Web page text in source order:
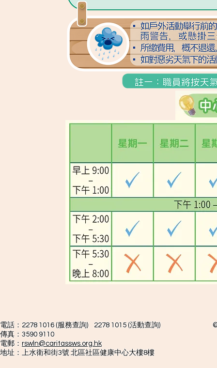
電話：2278 1016 (服務查詢) 2278 1015 (活動查詢) ©
傳真：3590
電郵： rswln@caritassws.org.hk
地址：上水衛和街3號 北區社區健